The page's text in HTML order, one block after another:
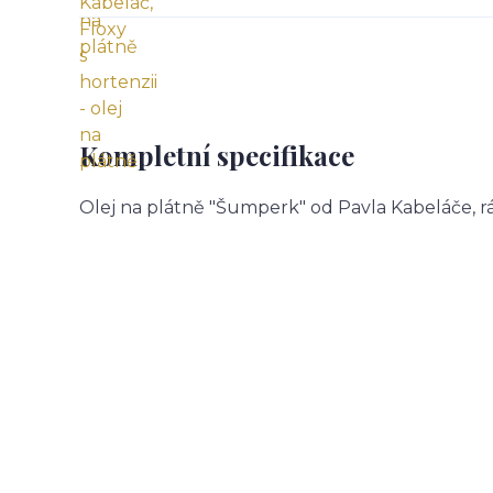
Kompletní specifikace
Olej na plátně "Šumperk" od Pavla Kabeláče,